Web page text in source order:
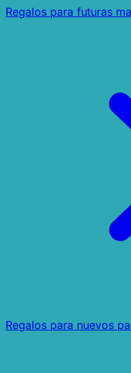
Regalos para futuras
Regalos para nuevos